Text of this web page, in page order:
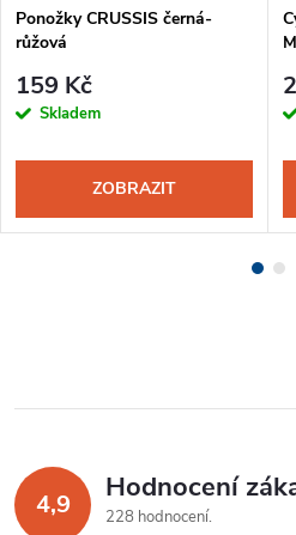
Ponožky CRUSSIS černá-
růžová
159 Kč
Skladem
ZOBRAZIT
4,9 Hodnocení
228 hodnocení